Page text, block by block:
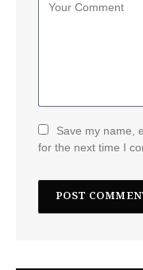
Save my name,
for the next time I